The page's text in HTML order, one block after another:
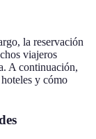
la reservación
viajeros
A continuación,
y cómo